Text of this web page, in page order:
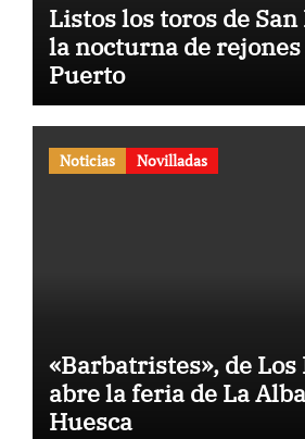
Listos los toros de
la nocturna de rejones
Puerto
Noticias Novilladas
«Barbatristes», de Los
abre la feria de La
Huesca